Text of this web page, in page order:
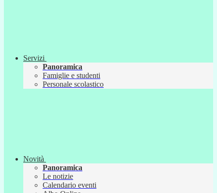
Servizi
Panoramica
Famiglie e studenti
Personale scolastico
Novità
Panoramica
Le notizie
Calendario eventi